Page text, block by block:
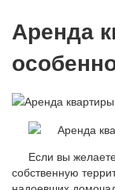
Аренда
Если вы
собственную